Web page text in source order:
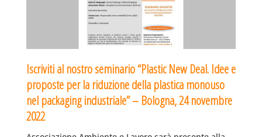
Iscriviti al nostro seminario “Plastic New Deal. Idee e
proposte per la riduzione della plastica monouso
nel packaging industriale” – Bologna, 24 novembre
2022